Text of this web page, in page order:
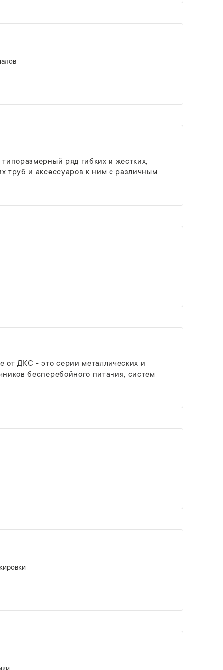
ряд гибких и жестких,
труб и аксессуаров к ним с различным
от ДКС - это серии металлических и
бесперебойного питания, систем